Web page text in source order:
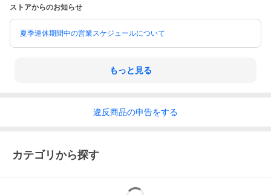
ストアからのお知らせ
夏季連休期間中の営業スケジュールについて
もっと見る
違反商品の申告をする
カテゴリから探す